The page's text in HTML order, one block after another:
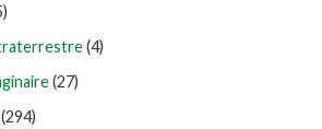
(4)
(27)
(294)